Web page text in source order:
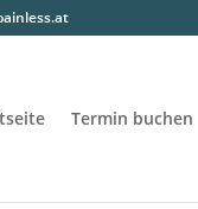
Termin buchen